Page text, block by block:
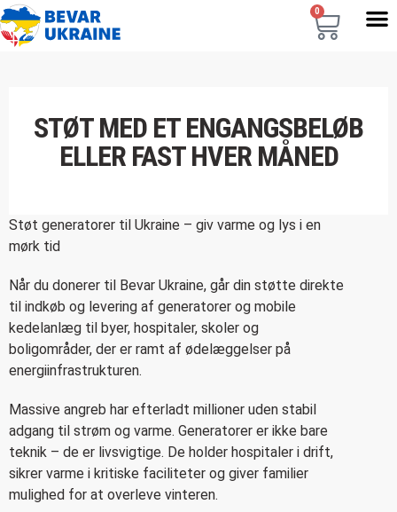
0
STØT MED ET ENGANGSBELØB
ELLER FAST HVER MÅNED
Støt generatorer til Ukraine – giv varme og lys i en
mørk tid
Når du donerer til Bevar Ukraine, går din støtte direkte
til indkøb og levering af generatorer og mobile
kedelanlæg til byer, hospitaler, skoler og
boligområder, der er ramt af ødelæggelser på
energiinfrastrukturen.
Massive angreb har efterladt millioner uden stabil
adgang til strøm og varme. Generatorer er ikke bare
teknik – de er livsvigtige. De holder hospitaler i drift,
sikrer varme i kritiske faciliteter og giver familier
mulighed for at overleve vinteren.